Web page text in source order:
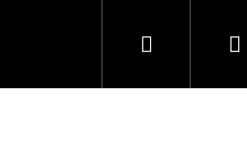
Hledat